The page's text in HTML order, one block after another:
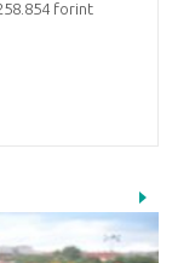
forint